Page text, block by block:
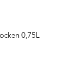
0,75L